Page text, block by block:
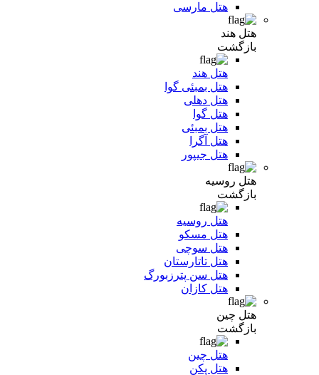
هتل مارسی
هتل هند
بازگشت
هتل هند
هتل بمبئی گوا
هتل دهلی
هتل گوا
هتل بمبئی
هتل آگرا
هتل جیپور
هتل روسیه
بازگشت
هتل روسیه
هتل مسکو
هتل سوچی
هتل تاتارستان
هتل سن پترزبورگ
هتل کازان
هتل چین
بازگشت
هتل چین
هتل پکن